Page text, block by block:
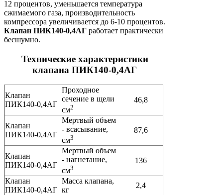
12 процентов, уменьшается температура
сжимаемого газа, производительность
компрессора увеличивается до 6-10 процентов.
Клапан ПИК140-0,4АГ работает практически
бесшумно.
Технические характеристики
клапана ПИК140-0,4АГ
Клапан
ПИК140-0,4АГ
Проходное
сечение в щели
см2
46,8
Клапан
ПИК140-0,4АГ
Мертвый объем
- всасывание,
см3
87,6
Клапан
ПИК140-0,4АГ
Мертвый объем
- нагнетание,
см3
136
Клапан
ПИК140-0,4АГ
Масса клапана,
кг
2,4